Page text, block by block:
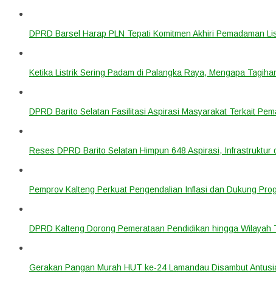
DPRD Barsel Harap PLN Tepati Komitmen Akhiri Pemadaman
Ketika Listrik Sering Padam di Palangka Raya, Mengapa
DPRD Barito Selatan Fasilitasi Aspirasi Masyarakat Terkait
Reses DPRD Barito Selatan Himpun 648 Aspirasi, Infrastruktur
Pemprov Kalteng Perkuat Pengendalian Inflasi dan Dukung
DPRD Kalteng Dorong Pemerataan Pendidikan hingga Wilayah
Gerakan Pangan Murah HUT ke-24 Lamandau Disambut